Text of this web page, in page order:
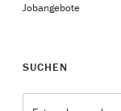
Jobangebote
SUCHEN